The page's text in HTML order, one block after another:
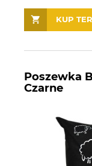
KUP
Poszewka
Czarne